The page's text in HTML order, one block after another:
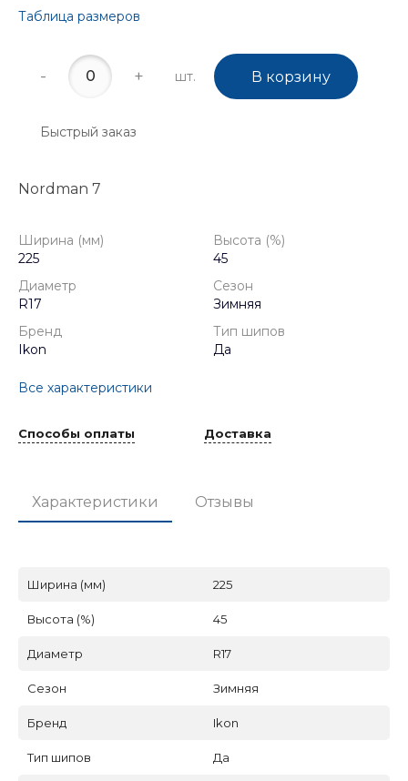
Таблица размеров
- + шт. В корзину
Быстрый заказ
Nordman 7
Ширина (мм)
225
Высота (%)
45
Диаметр
R17
Сезон
Зимняя
Бренд
Ikon
Тип шипов
Да
Все характеристики
Способы оплаты Доставка
Характеристики Отзывы
Ширина (мм) 225
Высота (%) 45
Диаметр R17
Сезон Зимняя
Бренд Ikon
Тип шипов Да